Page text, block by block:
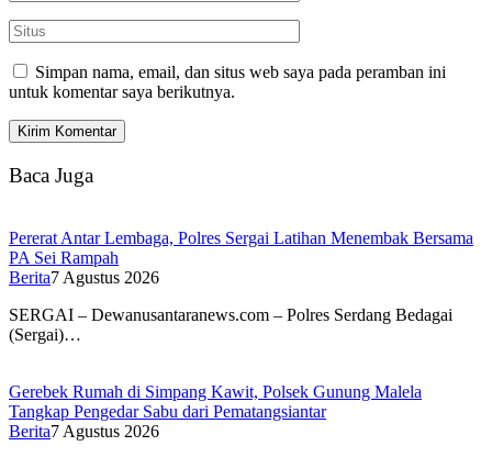
Simpan nama, email, dan situs web saya pada peramban ini
untuk komentar saya berikutnya.
Baca Juga
Pererat Antar Lembaga, Polres Sergai Latihan Menembak Bersama
PA Sei Rampah
Berita7 Agustus 2026
SERGAI – Dewanusantaranews.com – Polres Serdang Bedagai
(Sergai)…
Gerebek Rumah di Simpang Kawit, Polsek Gunung Malela
Tangkap Pengedar Sabu dari Pematangsiantar
Berita7 Agustus 2026